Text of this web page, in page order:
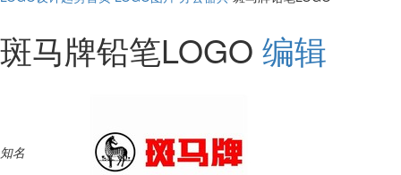
斑马牌铅笔LOGO 编辑
知名